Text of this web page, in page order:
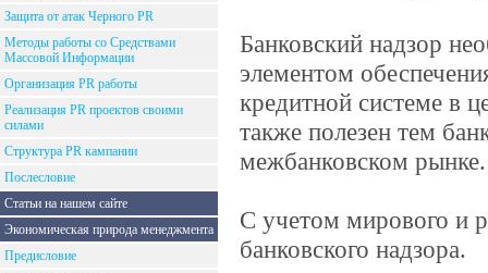
Защита от атак Черного PR
Методы работы со Средствами
Массовой Информации
Организация PR работы
Реализация PR проектов своими
силами
Структура PR кампании
Послесловие
Статьи на нашем сайте
Экономическая природа менеджмента
Предисловие
Банковский надзор
элементом
кредитной системе в
также полезен тем
межбанковском рынке.
С учетом мирового и
банковского надзора.